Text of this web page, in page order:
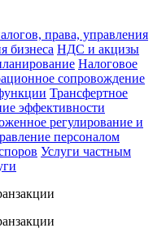
права, управления
бизнеса НДС и акцизы
Налоговое
сопровождение
Трансфертное
эффективности
регулирование и
персоналом
Услуги частным